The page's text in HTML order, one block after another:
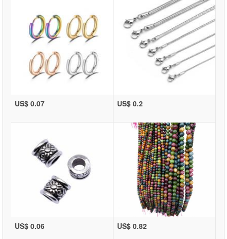
US$ 0.07 US$ 0.2
US$ 0.06 US$ 0.82